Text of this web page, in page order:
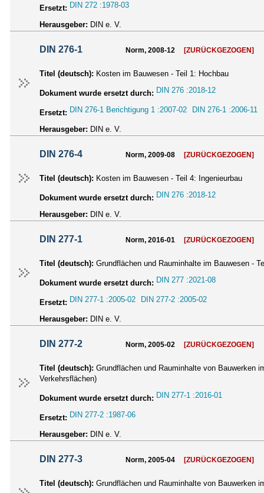
Ersetzt: DIN 272 :1978-03
Herausgeber: DIN e. V.
DIN 276-1 Norm, 2008-12 [ZURÜCKGEZOGEN]
Titel (deutsch): Kosten im Bauwesen - Teil 1: Hochbau
Dokument wurde ersetzt durch: DIN 276 :2018-12
Ersetzt: DIN 276-1 Berichtigung 1 :2007-02 DIN 276-1 :2006-11
Herausgeber: DIN e. V.
DIN 276-4 Norm, 2009-08 [ZURÜCKGEZOGEN]
Titel (deutsch): Kosten im Bauwesen - Teil 4: Ingenieurbau
Dokument wurde ersetzt durch: DIN 276 :2018-12
Herausgeber: DIN e. V.
DIN 277-1 Norm, 2016-01 [ZURÜCKGEZOGEN]
Titel (deutsch): Grundflächen und Rauminhalte im Bauwesen -
Dokument wurde ersetzt durch: DIN 277 :2021-08
Ersetzt: DIN 277-1 :2005-02 DIN 277-2 :2005-02
Herausgeber: DIN e. V.
DIN 277-2 Norm, 2005-02 [ZURÜCKGEZOGEN]
Titel (deutsch): Grundflächen und Rauminhalte von Bauwerken
Verkehrsflächen)
Dokument wurde ersetzt durch: DIN 277-1 :2016-01
Ersetzt: DIN 277-2 :1987-06
Herausgeber: DIN e. V.
DIN 277-3 Norm, 2005-04 [ZURÜCKGEZOGEN]
Titel (deutsch): Grundflächen und Rauminhalte von Bauwerken